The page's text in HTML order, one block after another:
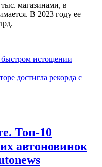
магазинами, в
В 2023 году ее
истощении
достигла рекорда с
Топ-10
автоновинок